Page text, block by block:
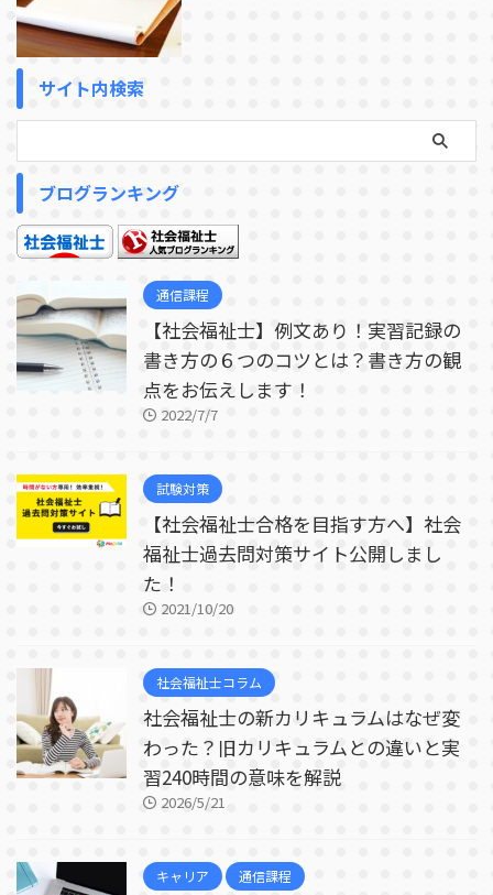
サイト内検索
ブログランキング
通信課程
【社会福祉士】例文あり！実習記録の
書き方の６つのコツとは？書き方の観
点をお伝えします！
2022/7/7
試験対策
【社会福祉士合格を目指す方へ】社会
福祉士過去問対策サイト公開しまし
た！
2021/10/20
社会福祉士コラム
社会福祉士の新カリキュラムはなぜ変
わった？旧カリキュラムとの違いと実
習240時間の意味を解説
2026/5/21
キャリア 通信課程